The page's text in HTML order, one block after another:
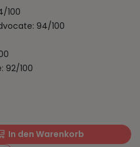
100
94/100
92/100
In den Warenkorb